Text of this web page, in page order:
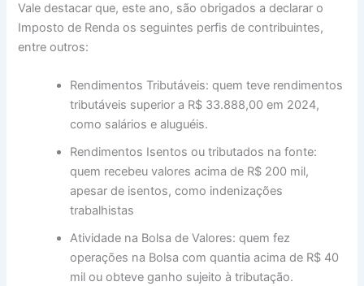
Vale destacar que, este ano, são obrigados a declarar o
Imposto de Renda os seguintes perfis de contribuintes,
entre outros:
Rendimentos Tributáveis: quem teve rendimentos
tributáveis superior a R$ 33.888,00 em 2024,
como salários e aluguéis.
Rendimentos Isentos ou tributados na fonte:
quem recebeu valores acima de R$ 200 mil,
apesar de isentos, como indenizações
trabalhistas
Atividade na Bolsa de Valores: quem fez
operações na Bolsa com quantia acima de R$ 40
mil ou obteve ganho sujeito à tributação.